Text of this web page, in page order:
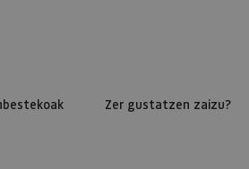
Zer gustatzen zaizu?